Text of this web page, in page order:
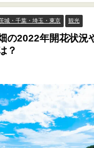
頃は？アクセスや駐車場は？
城・千葉・埼玉・東京 観光
の2022年開花状況
？